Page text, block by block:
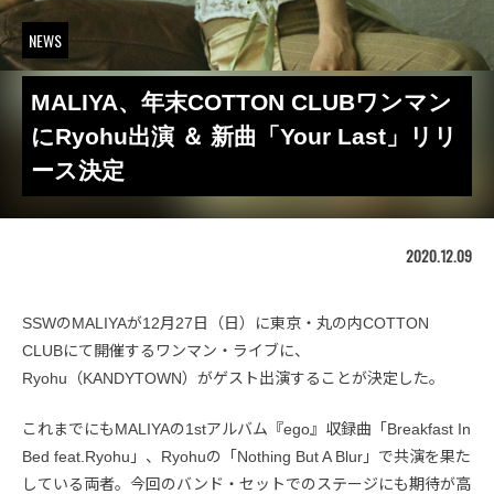
NEWS
MALIYA、年末COTTON CLUBワンマン
にRyohu出演 ＆ 新曲「Your Last」リリ
ース決定
2020.12.09
SSWのMALIYAが12月27日（日）に東京・丸の内COTTON
CLUBにて開催するワンマン・ライブに、
Ryohu（KANDYTOWN）がゲスト出演することが決定した。
これまでにもMALIYAの1stアルバム『ego』収録曲「Breakfast In
Bed feat.Ryohu」、Ryohuの「Nothing But A Blur」で共演を果た
している両者。今回のバンド・セットでのステージにも期待が高